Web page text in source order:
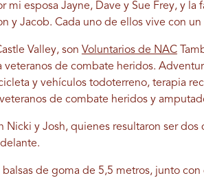
mi esposa Jayne, Dave y Sue Frey, y la
y Jacob. Cada uno de ellos vive con
Valley, son Voluntarios de NAC
veteranos de combate heridos.
y vehículos todoterreno, terapia
de combate heridos y
Nicki y Josh, quienes resultaron ser
de goma de 5,5 metros, junto